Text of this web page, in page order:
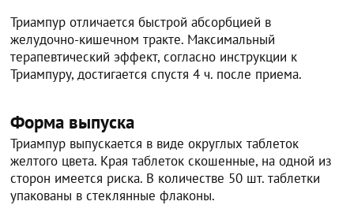
Триампур отличается быстрой абсорбцией в
желудочно-кишечном тракте. Максимальный
терапевтический эффект, согласно инструкции к
Триампуру, достигается спустя 4 ч. после приема.
Форма выпуска
Триампур выпускается в виде округлых таблеток
желтого цвета. Края таблеток скошенные, на одной из
сторон имеется риска. В количестве 50 шт. таблетки
упакованы в стеклянные флаконы.